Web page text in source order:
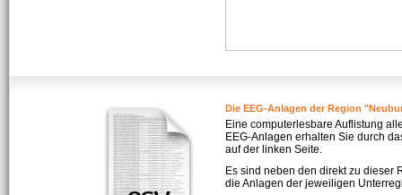
Die EEG-Anlagen der Region
Eine computerlesbare Auflistung
EEG-Anlagen erhalten Sie durch
auf der linken Seite.
Es sind neben den direkt zu dieser
die Anlagen der jeweiligen